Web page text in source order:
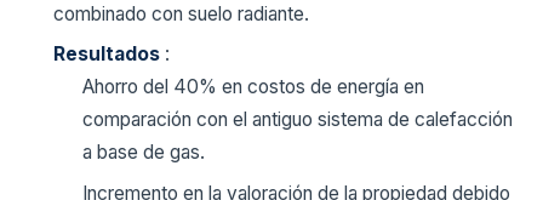
combinado con suelo radiante.
Resultados :
Ahorro del 40% en costos de energía en
comparación con el antiguo sistema de calefacción
a base de gas.
Incremento en la valoración de la propiedad debido